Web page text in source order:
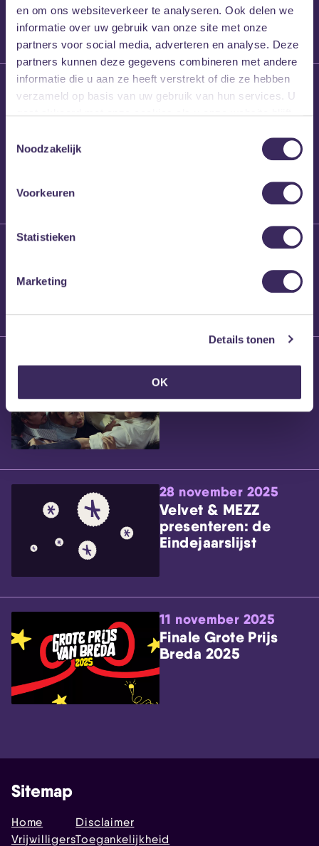
en om ons websiteverkeer te analyseren. Ook delen we
informatie over uw gebruik van onze site met onze
partners voor social media, adverteren en analyse. Deze
partners kunnen deze gegevens combineren met andere
informatie die u aan ze heeft verstrekt of die ze hebben
verzameld op basis van uw gebruik van hun services. U
Noodzakelijk
Voorkeuren
Statistieken
Marketing
Details tonen
OK
26 maart 2026
Willem’s Blog: High
Brennt Vanneste
Willem’s Blog: Ão
28 november 2025
Velvet & MEZZ
presenteren: de
Eindejaarslijst
11 november 2025
Finale Grote Prijs
Breda 2025
Sitemap
Home
Vrijwilligers
Disclaimer
Toegankelijkheid